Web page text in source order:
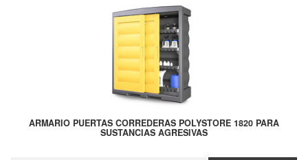
ARMARIO PUERTAS CORREDERAS POLYSTORE 1820 PARA
SUSTANCIAS AGRESIVAS